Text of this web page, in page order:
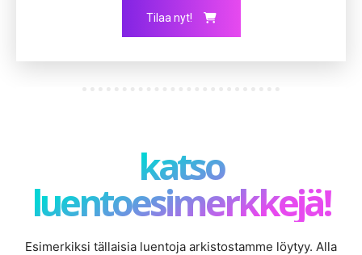
Tilaa nyt!
katso
luentoesimerkkejä!
Esimerkiksi tällaisia luentoja arkistostamme löytyy. Alla